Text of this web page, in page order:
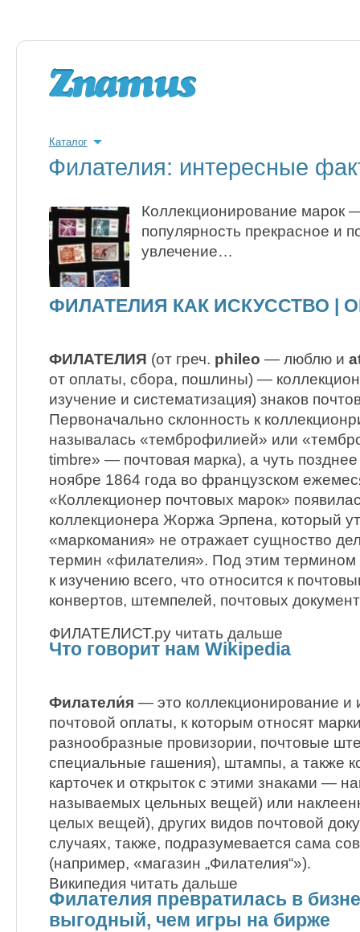
Каталог
Филателия: интересные
Коллекционирование марок
популярность прекрасное и
увлечение…
ФИЛАТЕЛИЯ КАК ИСКУССТВО |
ФИЛАТЕЛИЯ (от греч. phileo — люблю и
от оплаты, сбора, пошлины) —
изучение и систематизация) знаков
Первоначально склонность к
называлась «темброфилией» или
timbre» — почтовая марка), а чуть
ноябре 1864 года во французском
«Коллекционер почтовых марок»
коллекционера Жоржа Эрпена, который
«маркомания» не отражает сущноство
термин «филателия». Под этим
к изучению всего, что относится к
конвертов, штемпелей, почтовых
ФИЛАТЕЛИСТ.ру читать дальше
Что говорит нам Wikipedia
Филатели́я — это коллекционирование и
почтовой оплаты, к которым относят
разнообразные провизории, почтовые
специальные гашения), штампы, а также
карточек и открыток с этими знаками —
называемых цельных вещей) или
целых вещей), других видов почтовой
случаях, также, подразумевается сама
(например, «магазин „Филателия“»).
Википедия читать дальше
Филателия превратилась в
выгодный, чем игры на бирже